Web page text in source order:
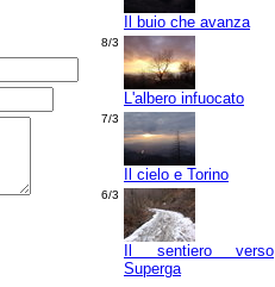
Il buio che avanza
8/3
L'albero infuocato
7/3
Il cielo e Torino
6/3
Il sentiero verso
Superga